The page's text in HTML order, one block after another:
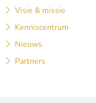
Visie & missie
Kenniscentrum
Nieuws
Partners